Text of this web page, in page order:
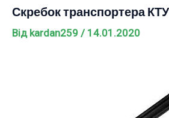
Скребок транспортера
Від kardan259 / 14.01.2020